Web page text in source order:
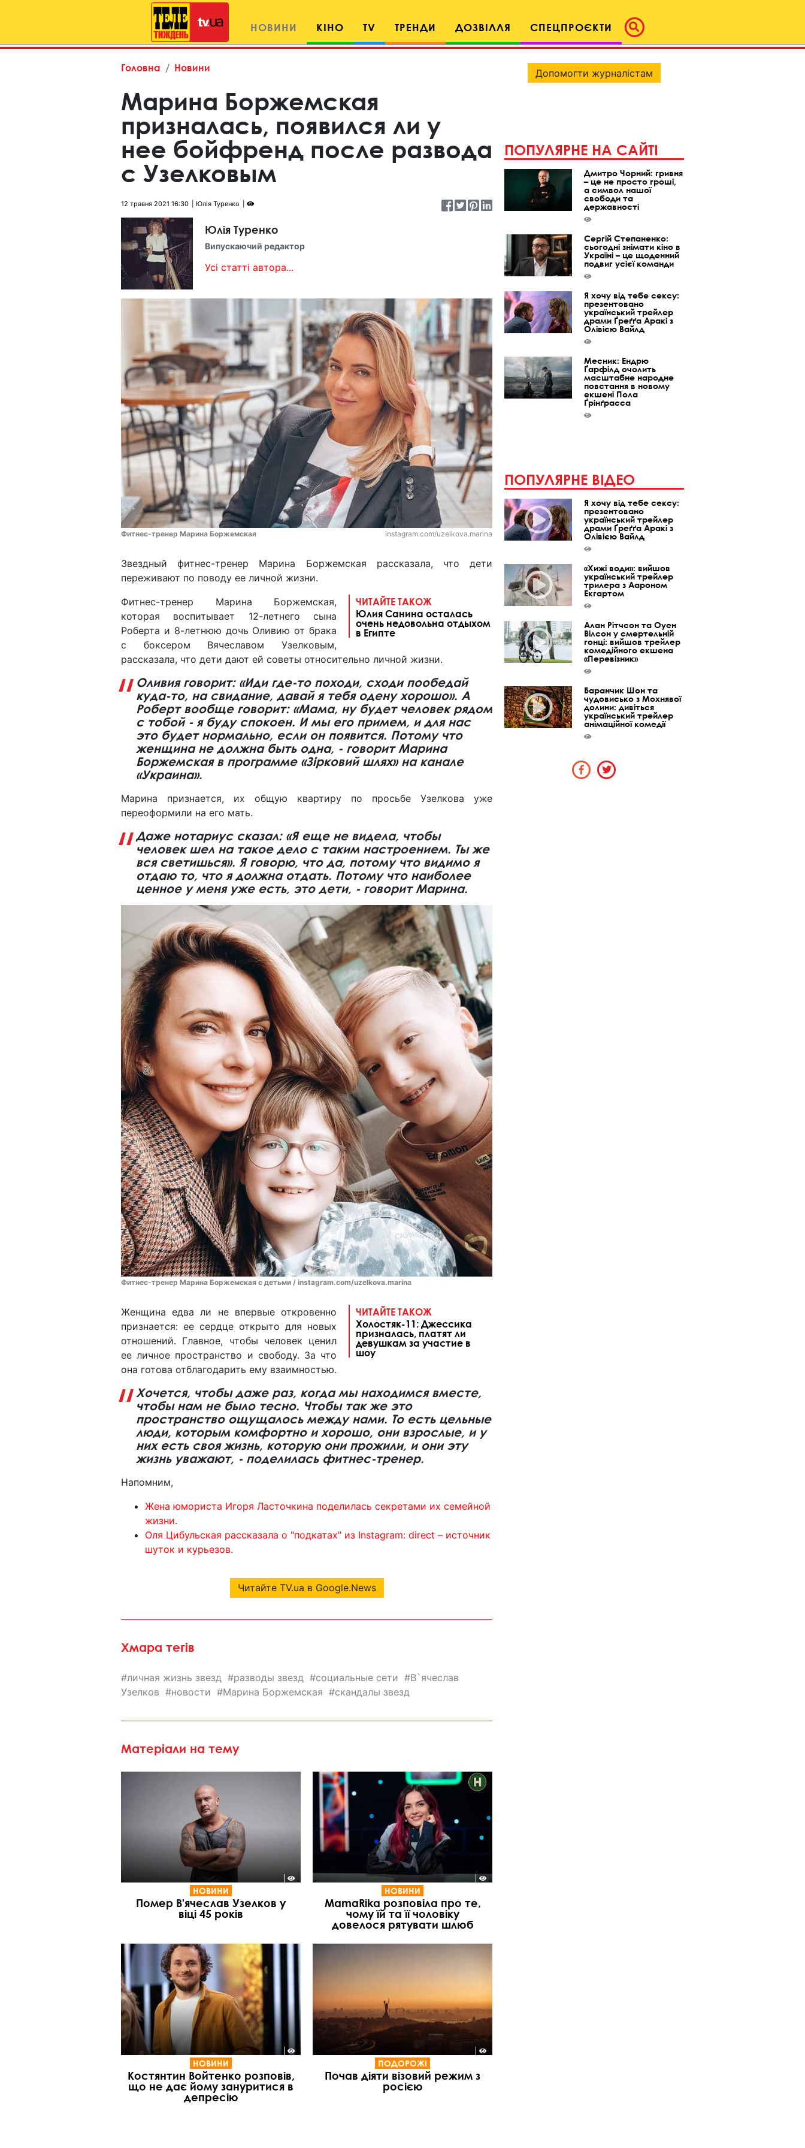
НОВИНИ КІНО TV ТРЕНДИ ДОЗВІЛЛЯ СПЕЦПРОЄКТИ
Головна Новини
Марина Боржемская
призналась, появился ли у
нее бойфренд после развода
с Узелковым
12 травня 2021 16:30 Юлія Туренко
Юлія Туренко
Випускаючий редактор
Усі статті автора...
Фитнес-тренер Марина Боржемская instagram.com/uzelkova.marina
Звездный фитнес-тренер Марина Боржемская рассказала, что дети
переживают по поводу ее личной жизни.
ЧИТАЙТЕ ТАКОЖ
Юлия Санина осталась
очень недовольна отдыхом
в Египте
Фитнес-тренер Марина Боржемская,
которая воспитывает 12-летнего сына
Роберта и 8-летнюю дочь Оливию от брака
с боксером Вячеславом Узелковым,
рассказала, что дети дают ей советы относительно личной жизни.
Оливия говорит: «Иди где-то походи, сходи пообедай
куда-то, на свидание, давай я тебя одену хорошо». А
Роберт вообще говорит: «Мама, ну будет человек рядом
с тобой - я буду спокоен. И мы его примем, и для нас
это будет нормально, если он появится. Потому что
женщина не должна быть одна, - говорит Марина
Боржемская в программе «Зірковий шлях» на канале
«Украина».
Марина признается, их общую квартиру по просьбе Узелкова уже
переоформили на его мать.
Даже нотариус сказал: «Я еще не видела, чтобы
человек шел на такое дело с таким настроением. Ты же
вся светишься». Я говорю, что да, потому что видимо я
отдаю то, что я должна отдать. Потому что наиболее
ценное у меня уже есть, это дети, - говорит Марина.
Фитнес-тренер Марина Боржемская с детьми / instagram.com/uzelkova.marina
ЧИТАЙТЕ ТАКОЖ
Холостяк-11: Джессика
призналась, платят ли
девушкам за участие в
шоу
Женщина едва ли не впервые откровенно
признается: ее сердце открыто для новых
отношений. Главное, чтобы человек ценил
ее личное пространство и свободу. За что
она готова отблагодарить ему взаимностью.
Хочется, чтобы даже раз, когда мы находимся вместе,
чтобы нам не было тесно. Чтобы так же это
пространство ощущалось между нами. То есть цельные
люди, которым комфортно и хорошо, они взрослые, и у
них есть своя жизнь, которую они прожили, и они эту
жизнь уважают, - поделилась фитнес-тренер.
Напомним,
Жена юмориста Игоря Ласточкина поделилась секретами их семейной
жизни.
Оля Цибульская рассказала о "подкатах" из Instagram: direct – источник
шуток и курьезов.
Читайте TV.ua в Google.News
Хмара тегів
личная жизнь звезд разводы звезд социальные сети
В`ячеслав
Узелков
новости Марина Боржемская скандалы звезд
Матеріали на тему
НОВИНИ
Помер В'ячеслав Узелков у
віці 45 років
НОВИНИ
MamaRika розповіла про те,
чому їй та її чоловіку
довелося рятувати шлюб
НОВИНИ
Костянтин Войтенко розповів,
що не дає йому зануритися в
депресію
ПОДОРОЖІ
Почав діяти візовий режим з
росією
Допомогти журналістам
ПОПУЛЯРНЕ НА САЙТІ
Дмитро Чорний: гривня
– це не просто гроші,
а символ нашої
свободи та
державності
Сергій Степаненко:
сьогодні знімати кіно в
Україні – це щоденний
подвиг усієї команди
Я хочу від тебе сексу:
презентовано
український трейлер
драми Ґреґґа Аракі з
Олівією Вайлд
Месник: Ендрю
Ґарфілд очолить
масштабне народне
повстання в новому
екшені Пола
Ґрінґрасса
ПОПУЛЯРНЕ ВІДЕО
Я хочу від тебе сексу:
презентовано
український трейлер
драми Ґреґґа Аракі з
Олівією Вайлд
«Хижі води»: вийшов
український трейлер
трилера з Аароном
Екгартом
Алан Рітчсон та Оуен
Вілсон у смертельній
гонці: вийшов трейлер
комедійного екшена
«Перевізник»
Баранчик Шон та
чудовисько з Мохнявої
долини: дивіться
український трейлер
анімаційної комедії